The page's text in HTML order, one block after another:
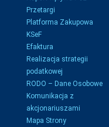
Przetargi
Platforma Zakupowa
KSeF
Efaktura
Realizacja strategii
podatkowej
RODO – Dane Osobowe
Komunikacja z
akcjonariuszami
Mapa Strony